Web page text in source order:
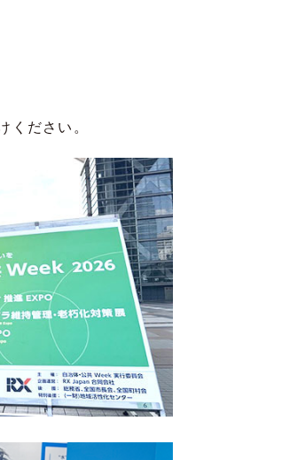
ください。